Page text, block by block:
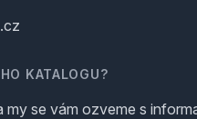
KATALOGU?
my se vám ozveme s